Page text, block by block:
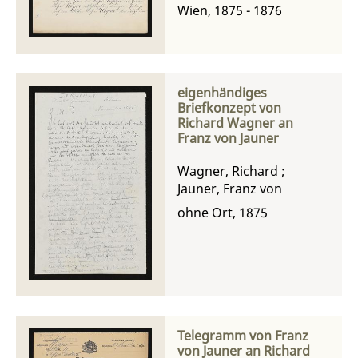
Wien, 1875 - 1876
eigenhändiges
Briefkonzept von
Richard Wagner an
Franz von Jauner
Wagner, Richard ;
Jauner, Franz von
ohne Ort, 1875
Telegramm von Franz
von Jauner an Richard